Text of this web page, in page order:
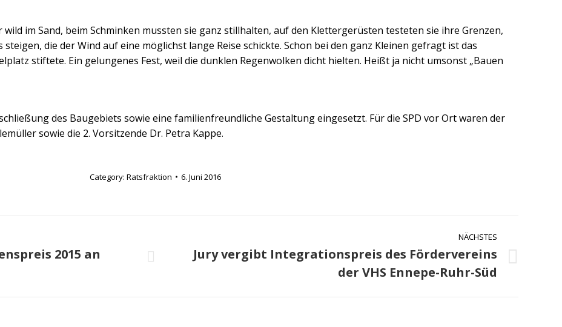
wild im Sand, beim Schminken mussten sie ganz stillhalten, auf den Klettergerüsten testeten sie ihre Grenzen,
die der Wind auf eine möglichst lange Reise schickte. Schon bei den ganz Kleinen gefragt ist das
stiftete. Ein gelungenes Fest, weil die dunklen Regenwolken dicht hielten. Heißt ja nicht umsonst „Bauen
des Baugebiets sowie eine familienfreundliche Gestaltung eingesetzt. Für die SPD vor Ort waren der
sowie die 2. Vorsitzende Dr. Petra Kappe.
Category: Ratsfraktion 6. Juni 2016
2015 an
NÄCHSTES
Nächster
Jury vergibt Integrationspreis des Fördervereins
der VHS Ennepe-Ruhr-Süd